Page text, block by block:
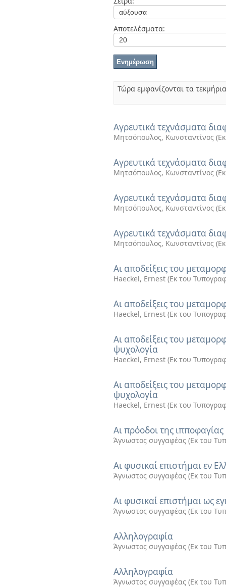
Αποτελέσματα:
Τώρα εμφανίζονται τα
Αγρευτικά τεχνάσματα
Μητσόπουλος, Κωνσταντίνος (
Αγρευτικά τεχνάσματα
Μητσόπουλος, Κωνσταντίνος (
Αγρευτικά τεχνάσματα
Μητσόπουλος, Κωνσταντίνος (
Αγρευτικά τεχνάσματα
Μητσόπουλος, Κωνσταντίνος (
Αι αποδείξεις του
Haeckel, Ernest (Εκ του
Αι αποδείξεις του
Haeckel, Ernest (Εκ του
Αι αποδείξεις του
ψυχολογία
Haeckel, Ernest (Εκ του
Αι αποδείξεις του
ψυχολογία
Haeckel, Ernest (Εκ του
Αι πρόοδοι της ιπποφαγίας
Άγνωστος συγγαφέας (Εκ του
Αι φυσικαί επιστήμαι εν
Άγνωστος συγγαφέας (Εκ του
Αι φυσικαί επιστήμαι ως
Άγνωστος συγγαφέας (Εκ του
Αλληλογραφία
Άγνωστος συγγαφέας (Εκ του
Αλληλογραφία
Άγνωστος συγγαφέας (Εκ του